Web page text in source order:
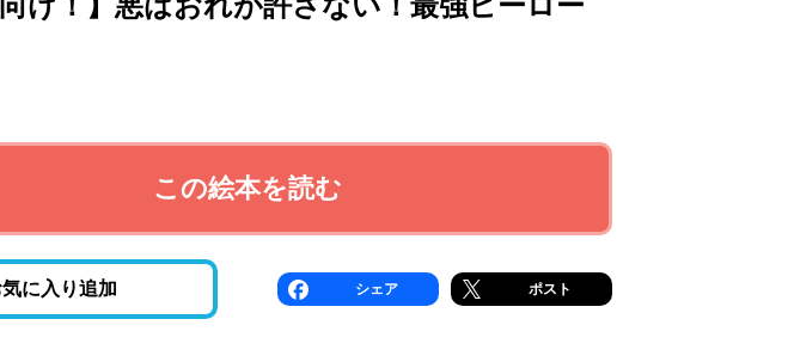
向け！】悪はおれが許さない！最強ヒーロー
この絵本を読む
に入り追加 シェア ポスト